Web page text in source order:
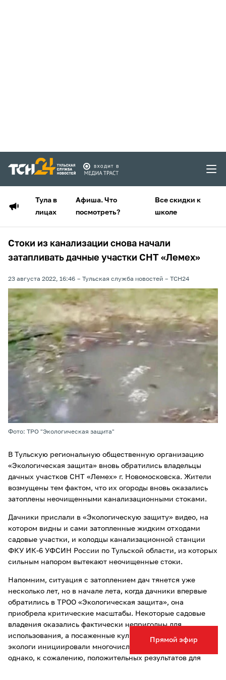
Тула в
лицах
Афиша. Что
посмотреть?
Все скидки к
школе
Прямой эфир
Стоки из канализации снова начали
затапливать дачные участки СНТ «Лемех»
23 августа 2022, 16:46 Тульская служба новостей ТСН24
Фото: ТРО "Экологическая защита"
В Тульскую региональную общественную организацию
«Экологическая защита» вновь обратились владельцы
дачных участков СНТ «Лемех» г. Новомосковска. Жители
возмущены тем фактом, что их огороды вновь оказались
затоплены неочищенными канализационными стоками.
Дачники прислали в «Экологическую защиту» видео, на
котором видны и сами затопленные жидким отходами
садовые участки, и колодцы канализационной станции
ФКУ ИК-6 УФСИН России по Тульской области, из которых
сильным напором вытекают неочищенные стоки.
Напомним, ситуация с затоплением дач тянется уже
несколько лет, но в начале лета, когда дачники впервые
обратились в ТРОО «Экологическая защита», она
приобрела критические масштабы. Некоторые садовые
владения оказались фактически непригодны для
использования, а посаженные культуры погибли. В июне
экологи инициировали многочисленные проверки,
однако, к сожалению, положительных результатов для